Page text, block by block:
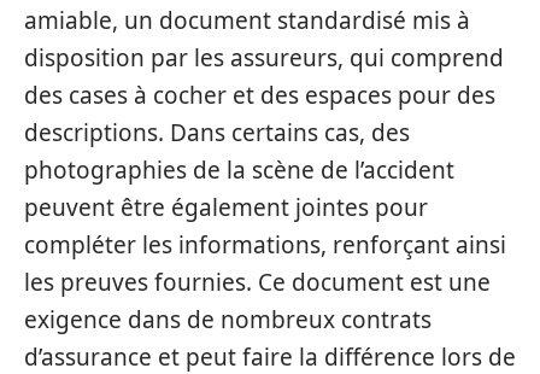
amiable, un document standardisé mis à
disposition par les assureurs, qui comprend
des cases à cocher et des espaces pour des
descriptions. Dans certains cas, des
photographies de la scène de l’accident
peuvent être également jointes pour
compléter les informations, renforçant ainsi
les preuves fournies. Ce document est une
exigence dans de nombreux contrats
d’assurance et peut faire la différence lors de